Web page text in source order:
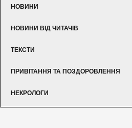
НОВИНИ
НОВИНИ ВІД ЧИТАЧІВ
ТЕКСТИ
ПРИВІТАННЯ ТА ПОЗДОРОВЛЕННЯ
НЕКРОЛОГИ